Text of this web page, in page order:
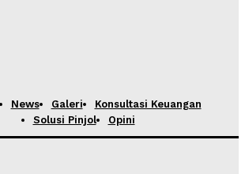
News Galeri
Konsultasi Keuangan
Solusi Pinjol
Opini